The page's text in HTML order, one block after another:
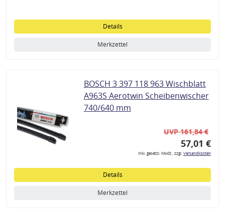
Details
Merkzettel
BOSCH 3 397 118 963 Wischblatt
A963S Aerotwin Scheibenwischer
740/640 mm
UVP 161,84 €
57,01 €
inkl. gesetzl. MwSt., zzgl.Versandkosten
Details
Merkzettel